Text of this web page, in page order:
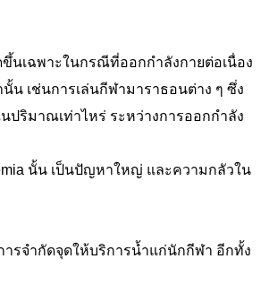
ขึ้นเฉพาะในกรณีที่ออกกำลังกายต่อเนื่อง
นั้น เช่นการเล่นกีฬามาราธอนต่าง ๆ ซึ่ง
ปริมาณเท่าไหร่ ระหว่างการออกกำลัง
นั้น เป็นปัญหาใหญ่ และความกลัวใน
รจำกัดจุดให้บริการน้ำแก่นักกีฬา อีกทั้ง